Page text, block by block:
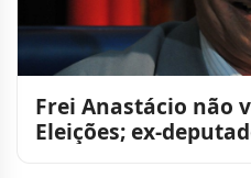
Frei Anastácio não
Eleições; ex-